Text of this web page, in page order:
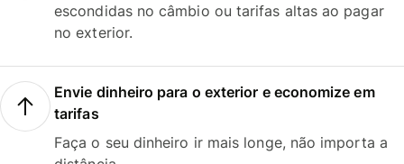
escondidas no câmbio ou tarifas altas ao pagar
no exterior.
Envie dinheiro para o exterior e economize em
tarifas
Faça o seu dinheiro ir mais longe, não importa a